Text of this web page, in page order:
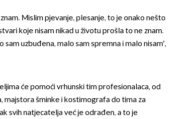
Mislim pjevanje, plesanje, to je onako nešto
koje nisam nikad u životu prošla to ne znam.
sam uzbuđena, malo sam spremna i malo nisam',
će pomoći vrhunski tim profesionalaca, od
šminke i kostimografa do tima za
svih natjecatelja već je odrađen, a to je